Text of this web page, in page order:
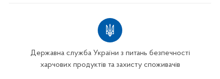
Державна служба України з питань безпечності
харчових продуктів та захисту споживачів